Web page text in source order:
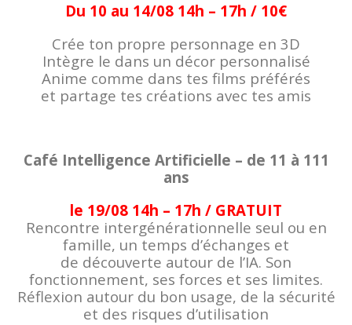
Du 10 au 14/08 14h – 17h / 10€
Crée ton propre personnage en 3D
Intègre le dans un décor personnalisé
Anime comme dans tes films préférés
et partage tes créations avec tes amis
Café Intelligence Artificielle – de 11 à 111
ans
le 19/08 14h – 17h / GRATUIT
Rencontre intergénérationnelle seul ou en
famille, un temps d’échanges et
de découverte autour de l’IA. Son
fonctionnement, ses forces et ses limites.
Réflexion autour du bon usage, de la sécurité
et des risques d’utilisation